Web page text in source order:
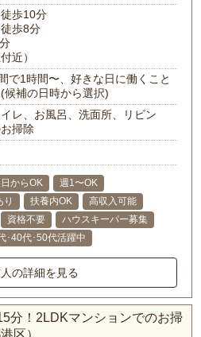
歩10分
歩8分
近）
で1時間〜、好きな日に働くこと
候補の日時から選択)
レ、お風呂、洗面所、リビン
掃除
からOK
週1〜OK
り 扶養内OK
高収入可能
資格不要
ハウスキーパー募集
･40代･50代活躍中
の詳細を見る
分！2LDKマンションでのお掃